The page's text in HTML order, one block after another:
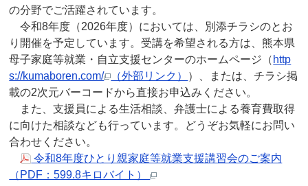
の分野でご活躍されています。
令和8年度（2026年度）においては、別添チラシのとお
り開催を予定しています。受講を希望される方は、熊本県
母子家庭等就業・自立支援センターのホームページ（ http
s://kumaboren.com/
（外部リンク） ）、または、チラシ掲
載の2次元バーコードから直接お申込みください。
また、支援員による生活相談、弁護士による養育費取得
に向けた相談なども行っています。どうぞお気軽にお問い
合わせください。
令和8年度ひとり親家庭等就業支援講習会のご案内
（PDF：599.8キロバイト）